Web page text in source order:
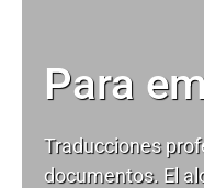
Para
Traducciones
documentos. El